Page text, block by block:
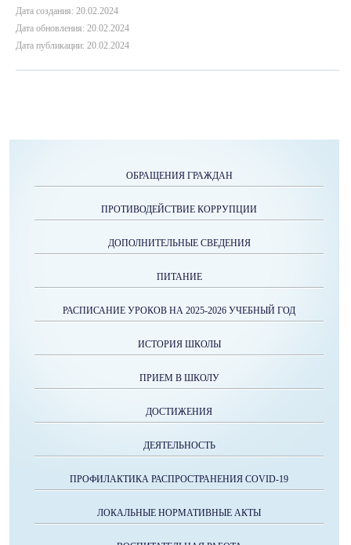
Дата создания: 20.02.2024
Дата обновления: 20.02.2024
Дата публикации: 20.02.2024
ОБРАЩЕНИЯ ГРАЖДАН
ПРОТИВОДЕЙСТВИЕ КОРРУПЦИИ
ДОПОЛНИТЕЛЬНЫЕ СВЕДЕНИЯ
ПИТАНИЕ
РАСПИСАНИЕ УРОКОВ НА 2025-2026 УЧЕБНЫЙ ГОД
ИСТОРИЯ ШКОЛЫ
ПРИЕМ В ШКОЛУ
ДОСТИЖЕНИЯ
ДЕЯТЕЛЬНОСТЬ
ПРОФИЛАКТИКА РАСПРОСТРАНЕНИЯ COVID-19
ЛОКАЛЬНЫЕ НОРМАТИВНЫЕ АКТЫ